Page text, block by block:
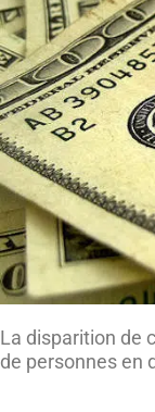
La disparition de
de personnes en